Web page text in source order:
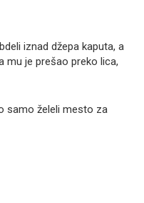
iznad džepa kaputa, a
mu je prešao preko lica,
samo želeli mesto za